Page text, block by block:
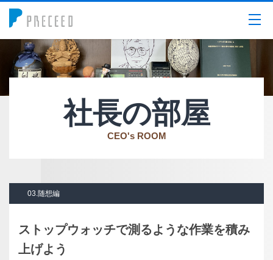
メニュー
社長の部屋
CEO's ROOM
03.随想編
ストップウォッチで測るような作業を積み
上げよう